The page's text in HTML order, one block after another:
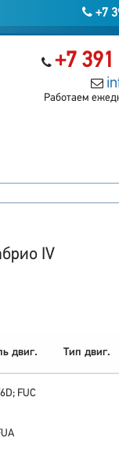
+7
+7
Работаем
IV
двиг. Тип двиг.
FUC